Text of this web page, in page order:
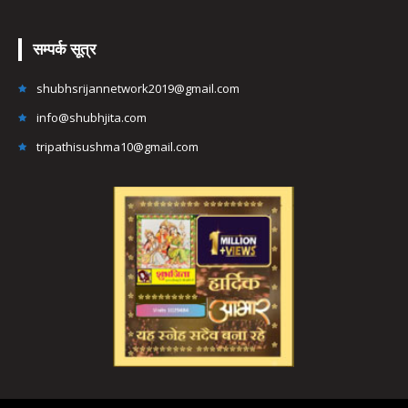
सम्पर्क सूत्र
shubhsrijannetwork2019@gmail.com
info@shubhjita.com
tripathisushma10@gmail.com